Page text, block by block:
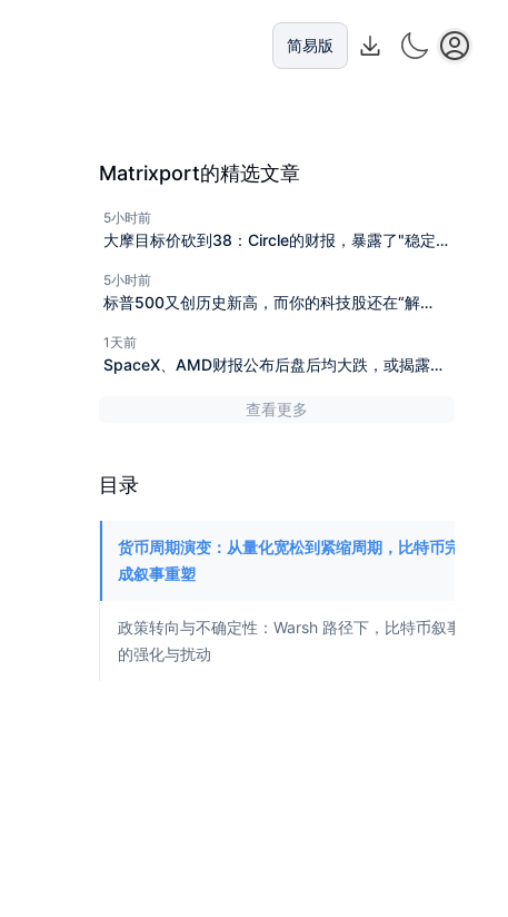
简易版
Matrixport的精选文章
5小时前
大摩目标价砍到38：Circle的财报，暴露了"稳定币
5小时前
标普500又创历史新高，而你的科技股还在“解
1天前
SpaceX、AMD财报公布后盘后均大跌，或揭露下
查看更多
目录
货币周期演变：从量化宽松到紧缩周期，比特币完
成叙事重塑
政策转向与不确定性：Warsh 路径下，比特币叙事
的强化与扰动